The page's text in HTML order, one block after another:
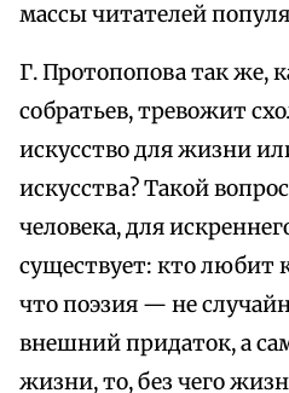
массы читателей
Г. Протопопова так же,
собратьев, тревожит
искусство для жизни
искусства? Такой
человека, для
существует: кто любит
что поэзия — не
внешний придаток, а
жизни, то, без чего